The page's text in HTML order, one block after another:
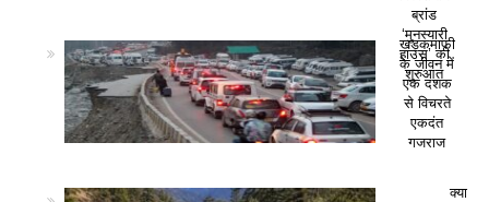
ब्रांड
‘मुनस्यारी
हाउस’ की
शुरुआत
खड़कमाफी
के जीवन में
एक दशक
से विचरते
एकदंत
गजराज
क्या